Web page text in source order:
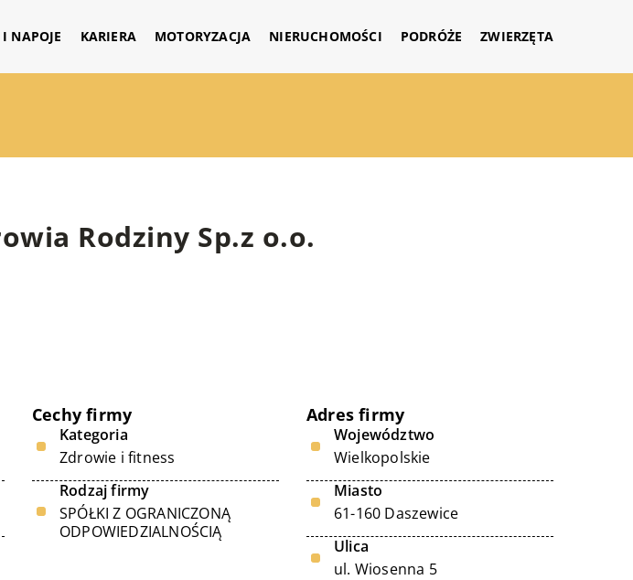
NAPOJE KARIERA MOTORYZACJA NIERUCHOMOŚCI PODRÓŻE ZWIERZĘTA
Rodziny Sp.z o.o.
Cechy firmy
Kategoria
Zdrowie i fitness
Rodzaj firmy
SPÓŁKI Z OGRANICZONĄ
ODPOWIEDZIALNOŚCIĄ
Adres firmy
Województwo
Wielkopolskie
Miasto
61-160 Daszewice
Ulica
ul. Wiosenna 5